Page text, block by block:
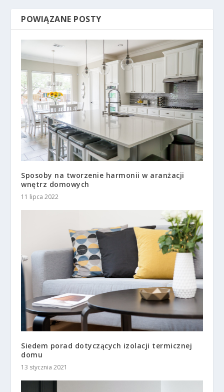
POWIĄZANE POSTY
Sposoby na tworzenie harmonii w aranżacji
wnętrz domowych
11 lipca 2022
Siedem porad dotyczących izolacji termicznej
domu
13 stycznia 2021